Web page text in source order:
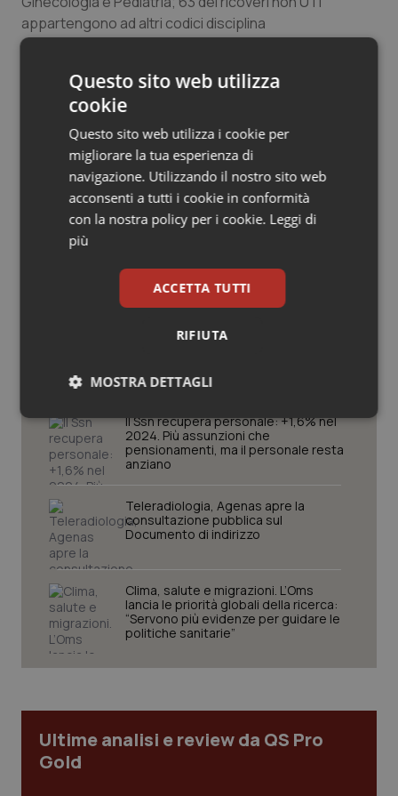
Salute orale & impianti
Tiroide
Tumore al seno
Tumore ovarico
Tumori del Polmone & Testa Collo
Tumori gastrointestinali
Ulcera & Reflusso
Vaccini
appartengono ad altri codici disciplina
22 Aprile 2022
© Riproduzione riservata
Potrebbe interessarti in
Studi e Analisi
Senza scelte coraggiose il Ssn rischia
attendono la sanità in autunno
Il Ssn recupera personale: +1,6% nel
2024. Più assunzioni che
pensionamenti, ma il personale resta
anziano
Teleradiologia, Agenas apre la
consultazione pubblica sul
Documento di indirizzo
Clima, salute e migrazioni. L’Oms
lancia le priorità globali della ricerca:
“Servono più evidenze per guidare le
politiche sanitarie”
Ultime analisi e review da QS Pro
Gold
Questo sito web utilizza
cookie
Questo sito web utilizza i cookie per
migliorare la tua esperienza di
navigazione. Utilizzando il nostro sito web
acconsenti a tutti i cookie in conformità
con la nostra policy per i cookie. Leggi di
più
ACCETTA TUTTI
RIFIUTA
MOSTRA DETTAGLI
Necessari Statistici Marketing
sito web abilitandone funzionalità di base quali la
navigazione sulle pagine e l'accesso alle aree
protette del sito. Il sito web non è in grado di
funzionare correttamente senza questi cookie.